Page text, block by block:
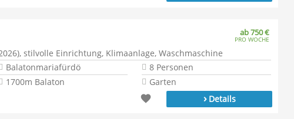
ab 750 €
PRO WOCHE
stilvolle Einrichtung, Klimaanlage, Waschmaschine
Balatonmariafürdö
8 Personen
1700m Balaton Garten
›Details